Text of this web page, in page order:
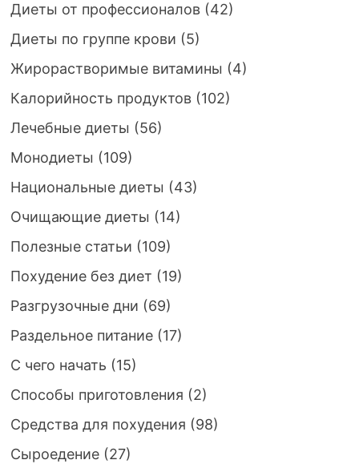
Диеты от профессионалов(42)
Диеты по группе крови (5)
Жирорастворимые витамины (4)
Калорийность продуктов(102)
Лечебные диеты (56)
Монодиеты (109)
Национальные диеты (43)
Очищающие диеты (14)
Полезные статьи (109)
Похудение без диет (19)
Разгрузочные дни (69)
Раздельное питание(17)
С чего начать (15)
Способы приготовления (2)
Средства для похудения (98)
Сыроедение(27)